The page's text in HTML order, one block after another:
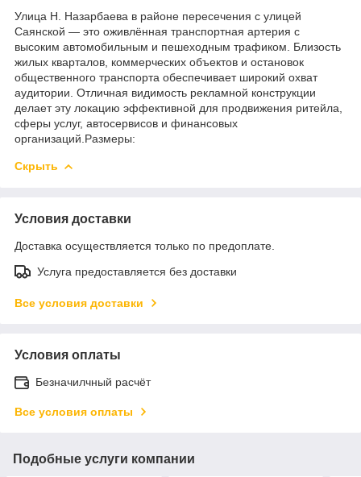
Улица Н. Назарбаева в районе пересечения с улицей
Саянской — это оживлённая транспортная артерия с
высоким автомобильным и пешеходным трафиком. Близость
жилых кварталов, коммерческих объектов и остановок
общественного транспорта обеспечивает широкий охват
аудитории. Отличная видимость рекламной конструкции
делает эту локацию эффективной для продвижения ритейла,
сферы услуг, автосервисов и финансовых
организаций.Размеры:
Скрыть
Условия доставки
Доставка осуществляется только по предоплате.
Услуга предоставляется без доставки
Все условия доставки
Условия оплаты
Безначилчный расчёт
Все условия оплаты
Подобные услуги компании